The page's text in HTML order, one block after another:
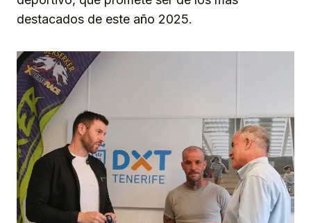
destacados de este año 2025.